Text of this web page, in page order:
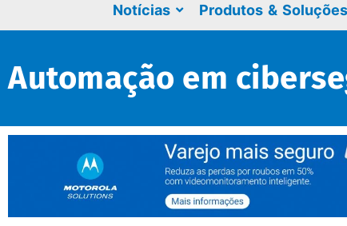
Notícias Produtos & Soluções
Automação em